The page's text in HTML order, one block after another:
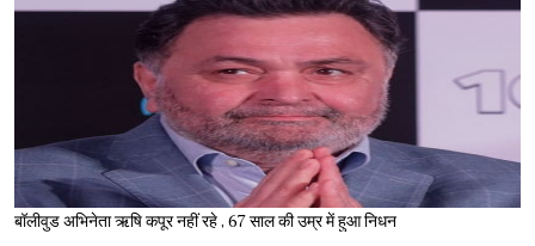
बॉलीवुड अभिनेता ऋषि कपूर नहीं रहे , 67 साल की उम्र में हुआ निधन